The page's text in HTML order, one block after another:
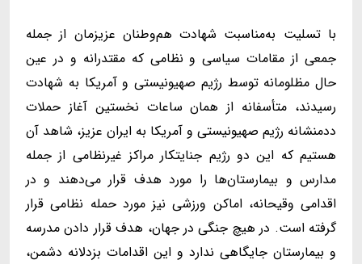
با تسلیت به‌مناسبت شهادت هم‌وطنان عزیزمان از جمله
جمعی از مقامات سیاسی و نظامی که مقتدرانه و در عین
حال مظلومانه توسط رژیم صهیونیستی و آمریکا به شهادت
رسیدند، متأسفانه از همان ساعات نخستین آغاز حملات
ددمنشانه رژیم صهیونیستی و آمریکا به ایران عزیز، شاهد آن
هستیم که این دو رژیم جنایتکار مراکز غیرنظامی از جمله
مدارس و بیمارستان‌ها را مورد هدف قرار می‌دهند و در
اقدامی وقیحانه، اماکن ورزشی نیز مورد حمله نظامی قرار
گرفته است. در هیچ جنگی در جهان، هدف قرار دادن مدرسه
و بیمارستان جایگاهی ندارد و این اقدامات بزدلانه دشمن،